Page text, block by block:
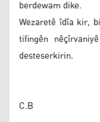
berdewam dike.
Wezaretê îdîa kir,
tifingên
desteserkirin.
C.B